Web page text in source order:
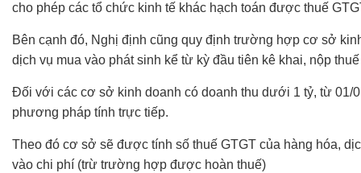
cho phép các tổ chức kinh tế khác hạch toán được thuế
Bên cạnh đó, Nghị định cũng quy định trường hợp cơ sở
dịch vụ mua vào phát sinh kể từ kỳ đầu tiên kê khai, nộp
Đối với các cơ sở kinh doanh có doanh thu dưới 1 tỷ, từ 01/
phương pháp tính trực tiếp.
Theo đó cơ sở sẽ được tính số thuế GTGT của hàng hóa,
vào chi phí (trừ trường hợp được hoàn thuế)